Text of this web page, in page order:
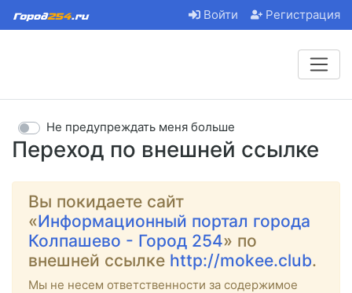
Войти Регистрация
Переход по внешней ссылке
Не предупреждать меня больше
Вы покидаете сайт
«Информационный портал города
Колпашево - Город 254» по
внешней ссылке http://mokee.club.
Мы не несем ответственности за содержимое